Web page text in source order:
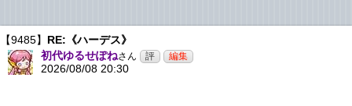
【9485】 RE:《ハーデス》
初代ゆるせぽねさん
2026/08/08 20:30